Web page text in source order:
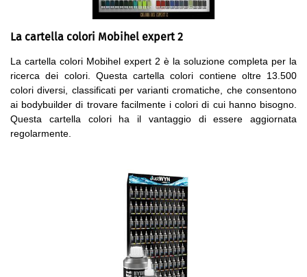
La cartella colori Mobihel expert 2
La cartella colori Mobihel expert 2 è la soluzione completa per la
ricerca dei colori. Questa cartella colori contiene oltre 13.500
colori diversi, classificati per varianti cromatiche, che consentono
ai bodybuilder di trovare facilmente i colori di cui hanno bisogno.
Questa cartella colori ha il vantaggio di essere aggiornata
regolarmente.